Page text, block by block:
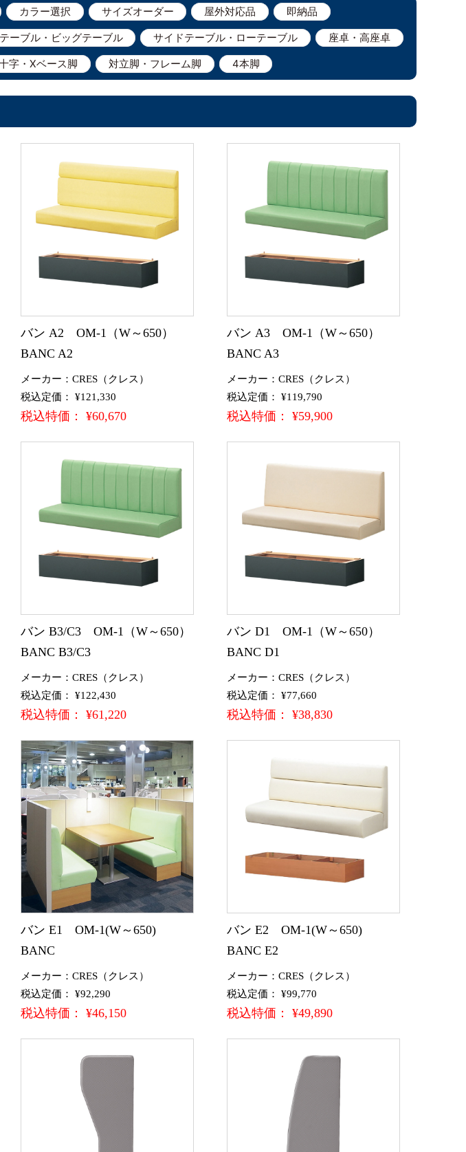
カラー選択 サイズオーダー 屋外対応品 即納品
ーブル・ビッグテーブル サイドテーブル・ローテーブル 座卓・高座卓
字・Xベース脚 対立脚・フレーム脚 4本脚
バン A2 OM-1（W～650）
BANC A2
メーカー：CRES（クレス）
税込定価： ¥121,330
税込特価： ¥60,670
バン A3 OM-1（W～650）
BANC A3
メーカー：CRES（クレス）
税込定価： ¥119,790
税込特価： ¥59,900
バン B3/C3 OM-1（W～650）
BANC B3/C3
メーカー：CRES（クレス）
税込定価： ¥122,430
税込特価： ¥61,220
バン D1 OM-1（W～650）
BANC D1
メーカー：CRES（クレス）
税込定価： ¥77,660
税込特価： ¥38,830
バン E1 OM-1(W～650)
BANC
メーカー：CRES（クレス）
税込定価： ¥92,290
税込特価： ¥46,150
バン E2 OM-1(W～650)
BANC E2
メーカー：CRES（クレス）
税込定価： ¥99,770
税込特価： ¥49,890